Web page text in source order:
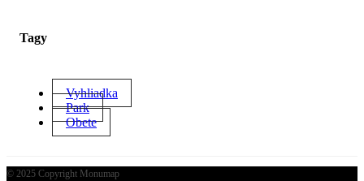
Tagy
Vyhliadka
Park
Obete
© 2025 Copyright Monumap